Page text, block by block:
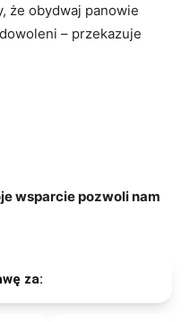
że obydwaj panowie
– przekazuje
wsparcie pozwoli nam
za: